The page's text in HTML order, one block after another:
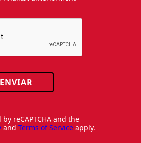
ENVIAR
reCAPTCHA and the
and Terms of Service apply.